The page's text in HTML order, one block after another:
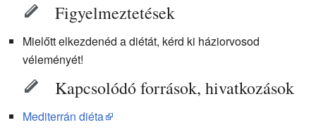
Figyelmeztetések
Mielőtt elkezdenéd a diétát, kérd ki háziorvosod
véleményét!
Kapcsolódó források, hivatkozások
Mediterrán diéta